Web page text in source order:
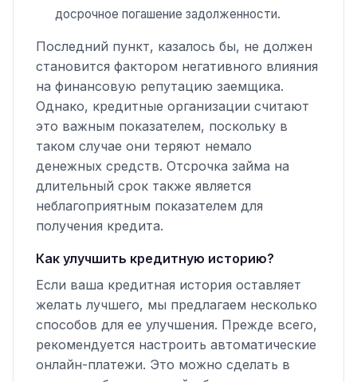
досрочное погашение задолженности.
Последний пункт, казалось бы, не должен
становится фактором негативного влияния
на финансовую репутацию заемщика.
Однако, кредитные организации считают
это важным показателем, поскольку в
таком случае они теряют немало
денежных средств. Отсрочка займа на
длительный срок также является
неблагоприятным показателем для
получения кредита.
Как улучшить кредитную историю?
Если ваша кредитная история оставляет
желать лучшего, мы предлагаем несколько
способов для ее улучшения. Прежде всего,
рекомендуется настроить автоматические
онлайн-платежи. Это можно сделать в